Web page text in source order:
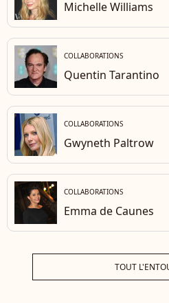
Michelle Williams
COLLABORATIONS
Quentin Tarantino
COLLABORATIONS
Gwyneth Paltrow
COLLABORATIONS
Emma de Caunes
TOUT